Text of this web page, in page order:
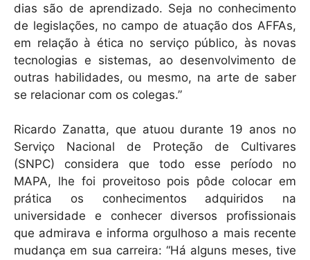
dias são de aprendizado. Seja no conhecimento
de legislações, no campo de atuação dos AFFAs,
em relação à ética no serviço público, às novas
tecnologias e sistemas, ao desenvolvimento de
outras habilidades, ou mesmo, na arte de saber
se relacionar com os colegas.”
Ricardo Zanatta, que atuou durante 19 anos no
Serviço Nacional de Proteção de Cultivares
(SNPC) considera que todo esse período no
MAPA, lhe foi proveitoso pois pôde colocar em
prática os conhecimentos adquiridos na
universidade e conhecer diversos profissionais
que admirava e informa orgulhoso a mais recente
mudança em sua carreira: “Há alguns meses, tive